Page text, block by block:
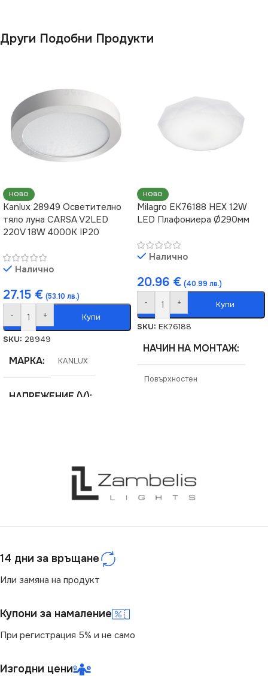
Други Подобни Продукти
НОВО
Kanlux 28949 Осветително
тяло луна CARSA V2LED
220V 18W 4000K IP20
Налично
27.15 € (53.10 лв.)
- + Купи
SKU: 28949
МАРКА KANLUX
НАПРЕЖЕНИЕ (V)
ЦВЕТНА ТЕМПЕРАТУРА
(LM)
1260
НОВО
Milagro EK76188 HEX 12W
LED Плафониера Ø290мм
Налично
20.96 € (40.99 лв.)
- + Купи
SKU: EK76188
НАЧИН НА МОНТАЖ
Повърхностен
НАПРЕЖЕНИЕ (V)
14 дни за връщане
Или замяна на продукт
Купони за намаление
При регистрация 5% и не само
Изгодни цени